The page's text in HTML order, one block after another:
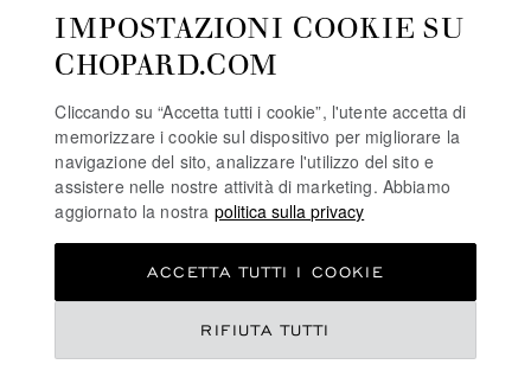
ISCRIVITI ALLA NEWSLETTER
POLITICA SUI COOKIE
IMPOSTAZIONI COOKIE SU
CHOPARD.COM
Cliccando su “Accetta tutti i cookie”, l'utente accetta di
memorizzare i cookie sul dispositivo per migliorare la
navigazione del sito, analizzare l'utilizzo del sito e
assistere nelle nostre attività di marketing. Abbiamo
aggiornato la nostra politica sulla privacy
RIFIUTA TUTTI
ACCETTA TUTTI I COOKIE